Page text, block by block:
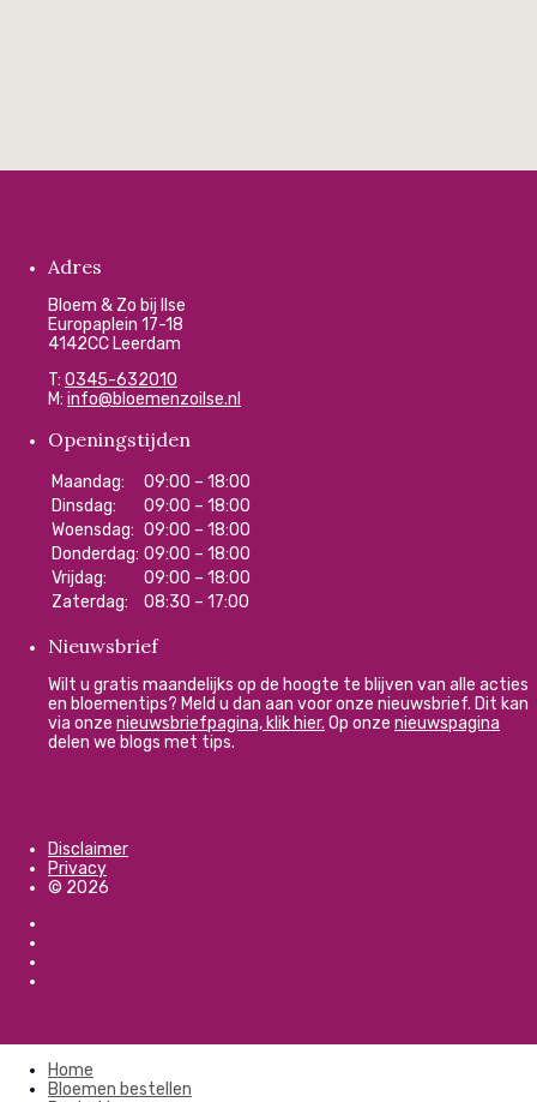
Adres
Bloem & Zo bij Ilse
Europaplein 17-18
4142CC Leerdam
T: 0345-632010
M: info@bloemenzoilse.nl
Openingstijden
Maandag:
09:00 – 18:00
Dinsdag:
09:00 – 18:00
Woensdag: 09:00 – 18:00
Donderdag: 09:00 – 18:00
Vrijdag:
09:00 – 18:00
Zaterdag:
08:30 – 17:00
Nieuwsbrief
Wilt u gratis maandelijks op de hoogte te blijven van alle acties
en bloementips? Meld u dan aan voor onze nieuwsbrief. Dit kan
via onze nieuwsbriefpagina, klik hier. Op onze nieuwspagina
delen we blogs met tips.
Disclaimer
Privacy
© 2026
Home
Bloemen bestellen